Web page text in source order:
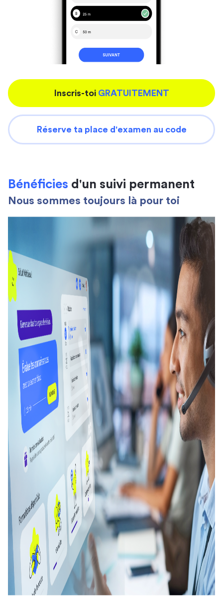
Inscris-toi GRATUITEMENT
Réserve ta place d'examen au code
Bénéficies d'un suivi permanent
Nous sommes toujours là pour toi